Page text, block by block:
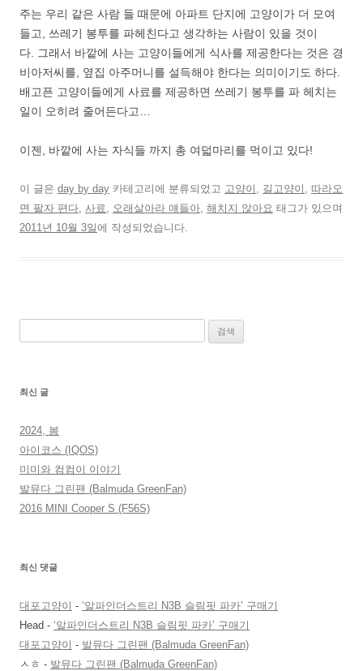
주는 우리 같은 사람 들 때문에 아파트 단지에 고양이가 더 모여
들고, 쓰레기 봉투를 파헤친다고 생각하는 사람이 있을 것이
다. 그래서 바깥에 사는 고양이들에게 식사를 제공한다는 것은 경
비아저씨를, 옆집 아주머니를 설득해야 한다는 의미이기도 하다.
배고픈 고양이들에게 사료를 제공하면 쓰레기 봉투를 파 헤치는
일이 오히려 줄어든다고…
이젠, 바깥에 사는 자식들 까지 총 여덟마리를 먹이고 있다!
이 글은 day by day 카테고리에 분류되었고 고양이 길고양이
따라오
면 팔자 편다 사료 오래살아라 얘들아 해치지 않아요 태그가 있으며
2011년 10월 3일에 작성되었습니다.
최신 글
2024, 봄
아이코스 (IQOS)
미미와 컴컴이 이야기
발뮤다 그린팬 (Balmuda GreenFan)
2016 MINI Cooper S (F56S)
최신 댓글
대포고양이 - ‘알파인더스트리 N3B 슬림핏 파카’ 구매기
Head - ‘알파인더스트리 N3B 슬림핏 파카’ 구매기
대포고양이 - 발뮤다 그린팬 (Balmuda GreenFan)
ㅅㅎ - 발뮤다 그린팬 (Balmuda GreenFan)